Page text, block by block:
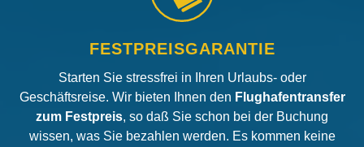
FESTPREISGARANTIE
Starten Sie stressfrei in Ihren Urlaubs- oder
Geschäftsreise. Wir bieten Ihnen den Flughafentransfer
zum Festpreis, so daß Sie schon bei der Buchung
wissen, was Sie bezahlen werden. Es kommen keine